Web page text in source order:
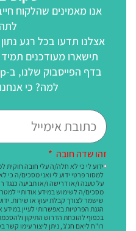
אנו מאמינים שהלקוח חייב
לתהליך.
אצלנו תדעו בכל רגע נתון
תישארו מעודכנים תמיד
למה? כי אנחנו
זהו שדה חובה
ידוע לי כי לא חלה/ה עלי חובה חוקית למסור
למסור פרטי ידוע לי ואני מסכים/ה כי לא
על טענה ו/או דרישה ו/או תביעה כנגד רו"ח
מסכים/ה לשימוש במידע אודותיי למטרת
הגנת הפרטיות באפשרותי לעיין במידע
בכפוף להוכחת הדרוש התיקון ולהסכמת בעל
רו"ח ליאם חג'ג', ניתן ליצור עימו קשר בטלפון 052-777-2687.